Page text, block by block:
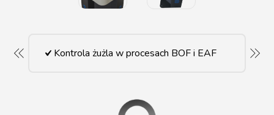
Kontrola żużla w procesach BOF i EAF